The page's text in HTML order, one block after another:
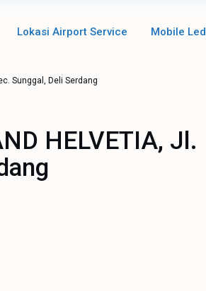
Lokasi Airport Service Mobile Led
Sunggal, Deli Serdang
HELVETIA, Jl.